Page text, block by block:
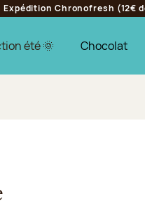
Expédition Chronofresh (12€
été 🌞 Chocolat